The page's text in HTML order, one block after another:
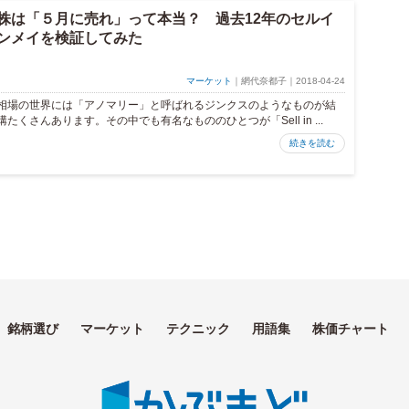
は「５月に売れ」って本当？ 過去12年のセルイ
メイを検証してみた
マーケット ｜網代奈都子｜2018-04-24
場の世界には「アノマリー」と呼ばれるジンクスのようなものが結
たくさんあります。その中でも有名なもののひとつが「Sell in ...
続きを読む
銘柄選び マーケット テクニック 用語集 株価チャート